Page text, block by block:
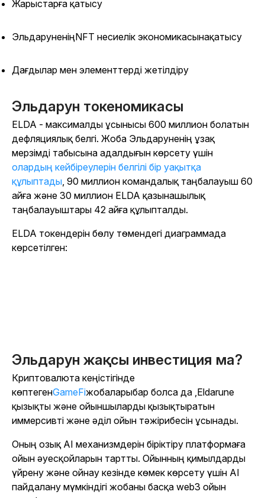
Жарыстарға қатысу
ЭльдаруненіңNFT несиелік экономикасынақатысу
Дағдылар мен элементтерді жетілдіру
Эльдарун токеномикасы
ELDA - максималды ұсынысы 600 миллион болатын
дефляциялық белгі. Жоба Эльдаруненің ұзақ
мерзімді табысына адалдығын көрсету үшін
олардың кейбіреулерін белгілі бір уақытқа
құлыптады, 90 миллион командалық таңбалауыш 60
айға және 30 миллион ELDA қазынашылық
таңбалауыштары 42 айға құлыпталды.
ELDA токендерін бөлу төмендегі диаграммада
көрсетілген:
Эльдарун жақсы инвестиция ма?
Криптовалюта кеңістігінде
көптегенGameFiжобаларыбар болса да ,Eldarune
қызықты және ойыншыларды қызықтыратын
иммерсивті және әділ ойын тәжірибесін ұсынады.
Оның озық AI механизмдерін біріктіру платформаға
ойын әуесқойларын тартты. Ойынның қимылдарды
үйрену және ойнау кезінде көмек көрсету үшін AI
пайдалану мүмкіндігі жобаны басқа web3 ойын